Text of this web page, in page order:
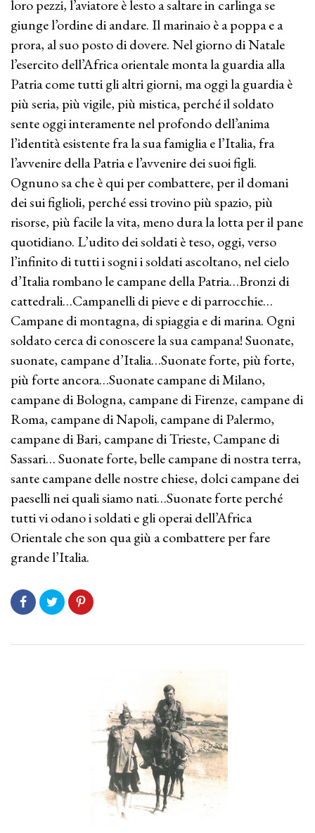
loro pezzi, l’aviatore è lesto a saltare in carlinga se
giunge l’ordine di andare. Il marinaio è a poppa e a
prora, al suo posto di dovere. Nel giorno di Natale
l’esercito dell’Africa orientale monta la guardia alla
Patria come tutti gli altri giorni, ma oggi la guardia è
più seria, più vigile, più mistica, perché il soldato
sente oggi interamente nel profondo dell’anima
l’identità esistente fra la sua famiglia e l’Italia, fra
l’avvenire della Patria e l’avvenire dei suoi figli.
Ognuno sa che è qui per combattere, per il domani
dei sui figlioli, perché essi trovino più spazio, più
risorse, più facile la vita, meno dura la lotta per il pane
quotidiano. L’udito dei soldati è teso, oggi, verso
l’infinito di tutti i sogni i soldati ascoltano, nel cielo
d’Italia rombano le campane della Patria…Bronzi di
cattedrali…Campanelli di pieve e di parrocchie…
Campane di montagna, di spiaggia e di marina. Ogni
soldato cerca di conoscere la sua campana! Suonate,
suonate, campane d’Italia…Suonate forte, più forte,
più forte ancora…Suonate campane di Milano,
campane di Bologna, campane di Firenze, campane di
Roma, campane di Napoli, campane di Palermo,
campane di Bari, campane di Trieste, Campane di
Sassari… Suonate forte, belle campane di nostra terra,
sante campane delle nostre chiese, dolci campane dei
paeselli nei quali siamo nati…Suonate forte perché
tutti vi odano i soldati e gli operai dell’Africa
Orientale che son qua giù a combattere per fare
grande l’Italia.